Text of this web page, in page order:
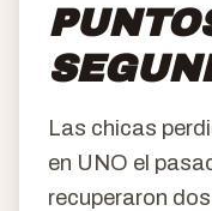
Las chicas
en UNO el
recuperaron